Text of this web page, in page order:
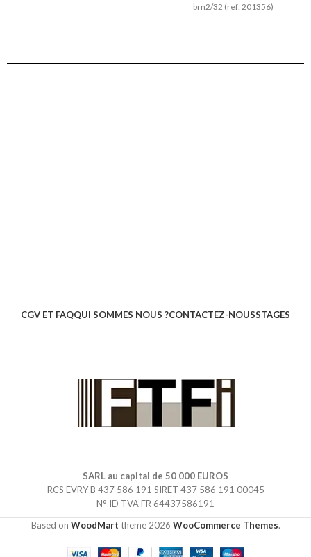
brn2/32 (ref: 201356)
CGV ET FAQQUI SOMMES NOUS ?CONTACTEZ-NOUSSTAGES
SARL au capital de 50 000 EUROS
RCS EVRY B 437 586 191 SIRET 437 586 191 00045
N° ID TVA FR 64437586191
Based on WoodMart theme2026 WooCommerce Themes.